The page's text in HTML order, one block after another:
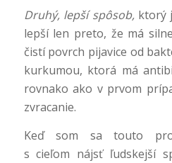
Druhý, lepší spôsob,ktorý
lepší len preto, že má
čistí povrch pijavice od
kurkumou, ktorá má
rovnako ako v prvom
zvracanie.
Keď som sa touto
s cieľom nájsť ľudskejší